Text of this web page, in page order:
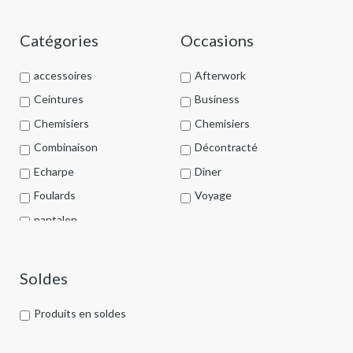
Catégories
accessoires
Ceintures
Chemisiers
Combinaison
Echarpe
Foulards
pantalon
Robes
Occasions
Afterwork
Business
Chemisiers
Décontracté
Diner
Voyage
Soldes
Produits en soldes